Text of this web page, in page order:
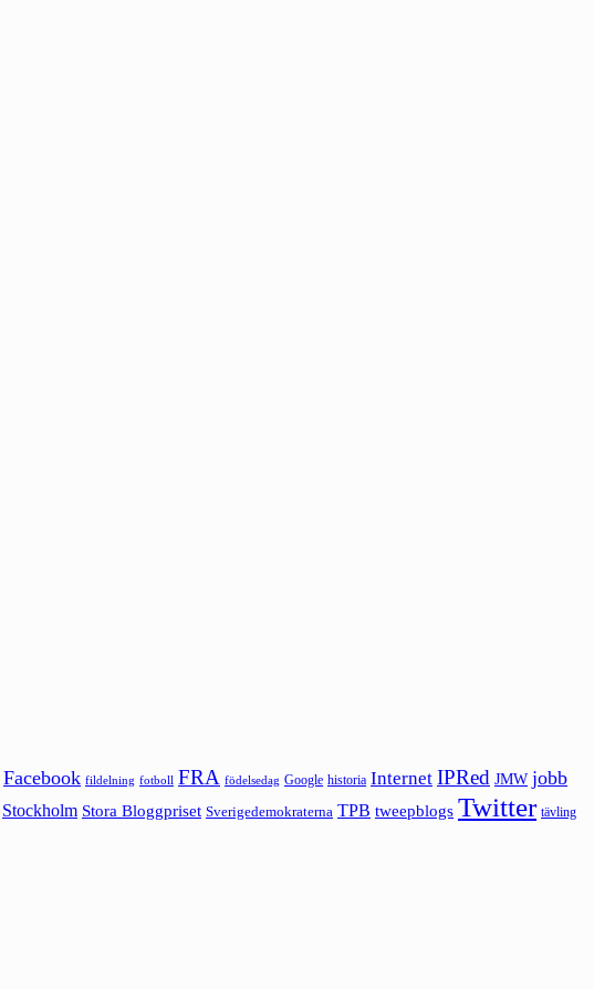
Facebook fildelning fotboll FRA födelsedag Google historia Internet IPRed JMW jobb
Stockholm Stora Bloggpriset Sverigedemokraterna TPB tweepblogs Twitter tävling